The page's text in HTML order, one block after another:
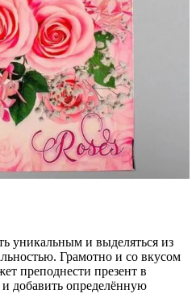
уникальным и выделяться из
Грамотно и со вкусом
преподнести презент в
добавить определённую